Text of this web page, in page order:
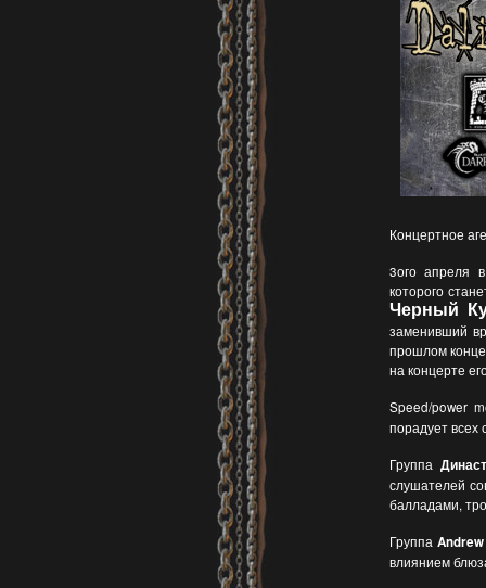
Концертное
3ого апреля
которого
Черный
заменивший
прошлом
на концерте
Speed/power
порадует всех
Группа
слушателей
балладами,
Группа
влиянием